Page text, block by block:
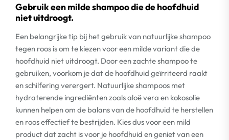
Gebruik een milde shampoo die de hoofdhuid
niet uitdroogt.
Een belangrijke tip bij het gebruik van natuurlijke shampoo
tegen roos is om te kiezen voor een milde variant die de
hoofdhuid niet uitdroogt. Door een zachte shampoo te
gebruiken, voorkom je dat de hoofdhuid geïrriteerd raakt
en schilfering verergert. Natuurlijke shampoos met
hydraterende ingrediënten zoals aloë vera en kokosolie
kunnen helpen om de balans van de hoofdhuid te herstellen
en roos effectief te bestrijden. Kies dus voor een mild
product dat zacht is voor je hoofdhuid en geniet van een